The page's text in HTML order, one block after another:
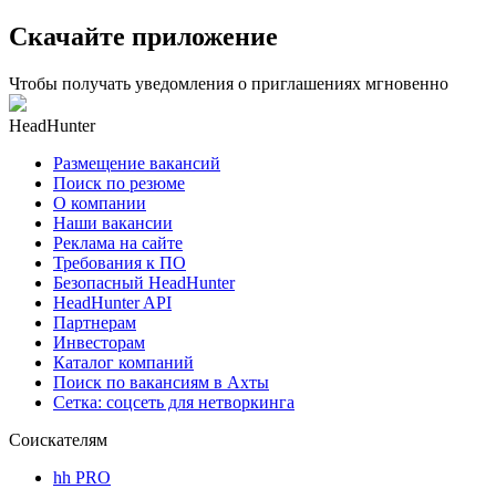
Скачайте приложение
Чтобы получать уведомления о приглашениях мгновенно
HeadHunter
Размещение вакансий
Поиск по резюме
О компании
Наши вакансии
Реклама на сайте
Требования к ПО
Безопасный HeadHunter
HeadHunter API
Партнерам
Инвесторам
Каталог компаний
Поиск по вакансиям в Ахты
Сетка: соцсеть для нетворкинга
Соискателям
hh PRO